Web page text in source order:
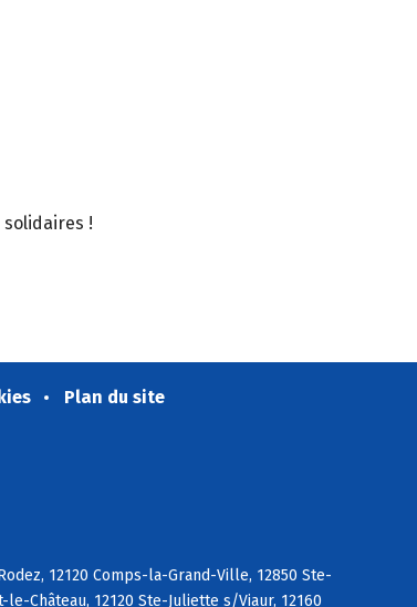
!
Plan du site
12120 Comps-la-Grand-Ville, 12850 Ste-
Château, 12120 Ste-Juliette s/Viaur, 12160